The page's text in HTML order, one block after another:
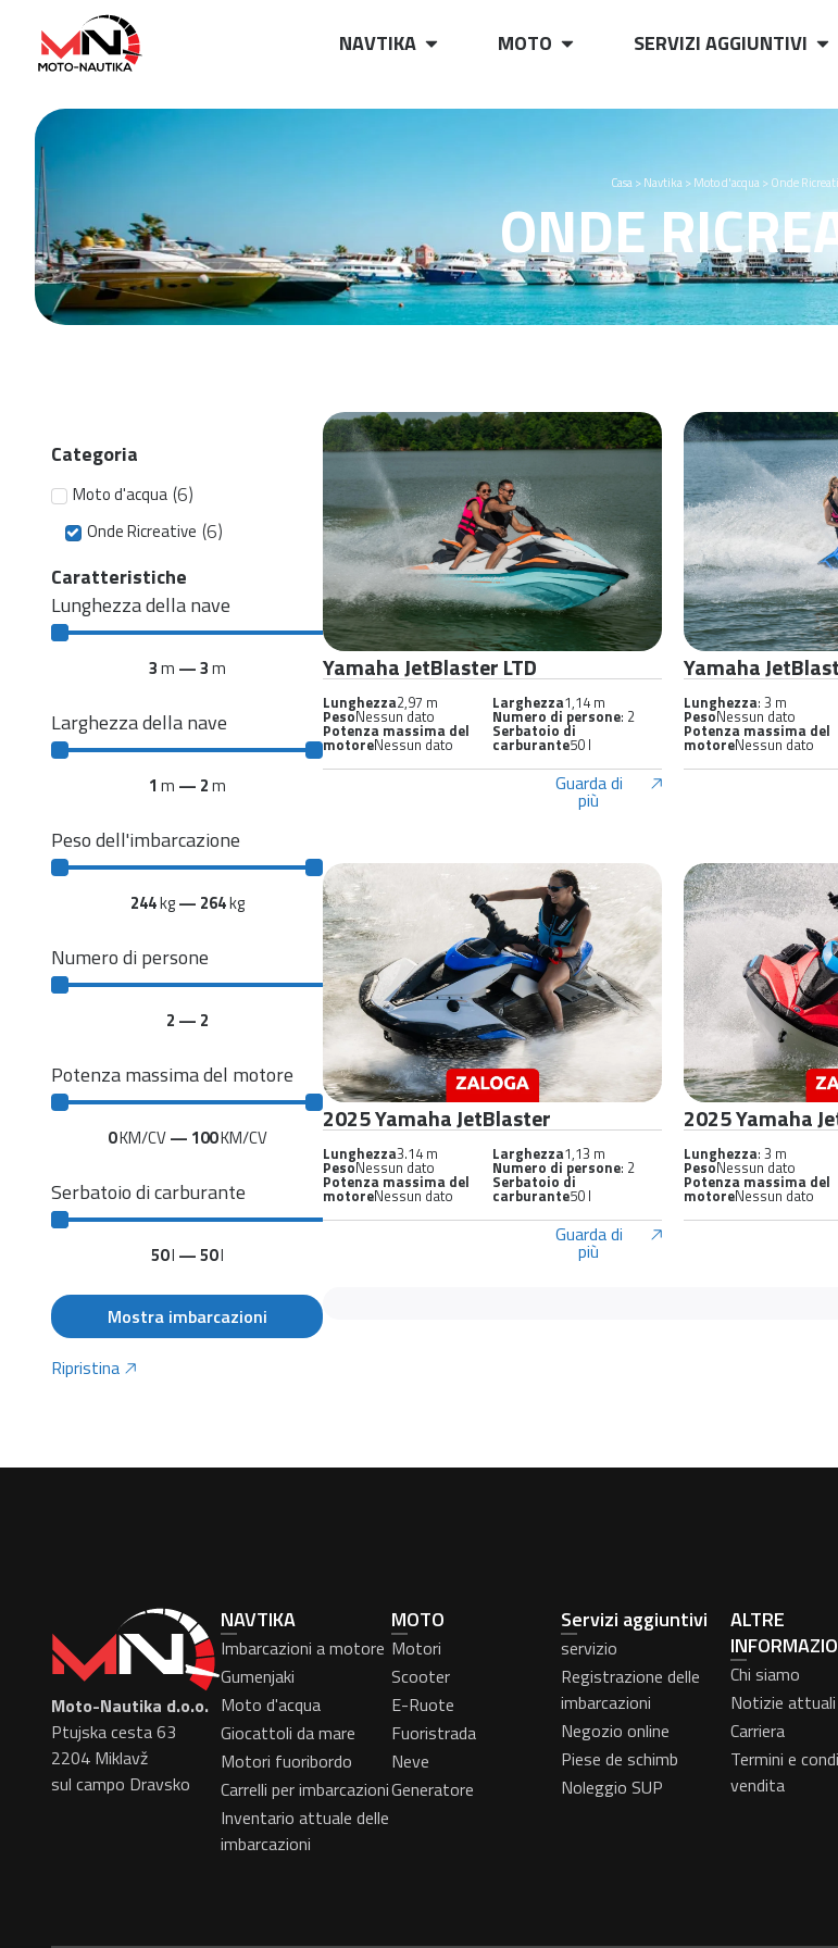
NAVTIKA MOTO SERVIZI AGGIUNTIVI
Casa>Navtika>Moto d'acqua>Onde
ONDE
Categoria
Moto d'acqua (6)
Onde Ricreative (6)
Caratteristiche
Lunghezza della nave
3m —3m
Larghezza della nave
1 m — 2m
Peso dell'imbarcazione
244kg— 264kg
Numero di persone
2 — 2
Potenza massima del motore
0KM/CV— 100KM/CV
Serbatoio di carburante
50l —50l
Mostra imbarcazioni
Ripristina
Yamaha JetBlaster LTD
Lunghezza2,97 m Larghezza1,14 m
PesoNessun dato Numero di persone: 2
Potenza massima del
motoreNessun dato
Serbatoio di
carburante50 l
Guarda di
più
Yamaha
Lunghezza: 3 m
PesoNessun dato
Potenza massima del
motoreNessun dato
2025 Yamaha JetBlaster
Lunghezza3.14 m Larghezza1,13 m
PesoNessun dato Numero di persone: 2
Potenza massima del
motoreNessun dato
Serbatoio di
carburante50 l
Guarda di
più
2025 Yamaha
Lunghezza: 3 m
PesoNessun dato
Potenza massima del
motoreNessun dato
Moto-Nautika d.o.o.
Ptujska cesta 63
2204 Miklavž
sul campo Dravsko
NAVTIKA
Imbarcazioni a motore
Gumenjaki
Moto d'acqua
Giocattoli da mare
Motori fuoribordo
Carrelli per imbarcazioni
Inventario attuale delle
imbarcazioni
MOTO
Motori
Scooter
E-Ruote
Fuoristrada
Neve
Generatore
Servizi aggiuntivi
servizio
Registrazione delle
imbarcazioni
Negozio online
Piese de schimb
Noleggio SUP
ALTRE
Chi siamo
Notizie attuali
Carriera
Termini e
vendita